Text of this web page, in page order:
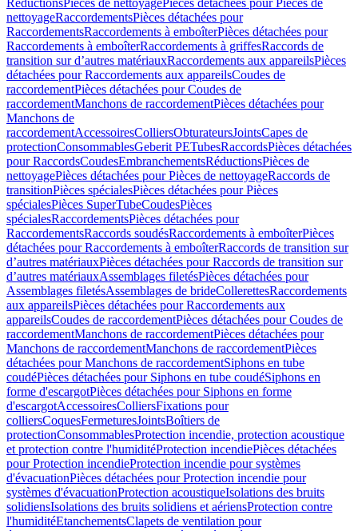
RéductionsPièces de nettoyagePièces détachées pour Pièces de
nettoyageRaccordementsPièces détachées pour
RaccordementsRaccordements à emboîterPièces détachées pour
Raccordements à emboîterRaccordements à griffesRaccords de
transition sur d’autres matériauxRaccordements aux appareilsPièces
détachées pour Raccordements aux appareilsCoudes de
raccordementPièces détachées pour Coudes de
raccordementManchons de raccordementPièces détachées pour
Manchons de
raccordementAccessoiresColliersObturateursJointsCapes de
protectionConsommablesGeberit PETubesRaccordsPièces détachées
pour RaccordsCoudesEmbranchementsRéductionsPièces de
nettoyagePièces détachées pour Pièces de nettoyageRaccords de
transitionPièces spécialesPièces détachées pour Pièces
spécialesPièces SuperTubeCoudesPièces
spécialesRaccordementsPièces détachées pour
RaccordementsRaccords soudésRaccordements à emboîterPièces
détachées pour Raccordements à emboîterRaccords de transition sur
d’autres matériauxPièces détachées pour Raccords de transition sur
d’autres matériauxAssemblages filetésPièces détachées pour
Assemblages filetésAssemblages de brideCollerettesRaccordements
aux appareilsPièces détachées pour Raccordements aux
appareilsCoudes de raccordementPièces détachées pour Coudes de
raccordementManchons de raccordementPièces détachées pour
Manchons de raccordementManchons de raccordementPièces
détachées pour Manchons de raccordementSiphons en tube
coudéPièces détachées pour Siphons en tube coudéSiphons en
forme d'escargotPièces détachées pour Siphons en forme
d'escargotAccessoiresColliersFixations pour
colliersCoquesFermeturesJointsBoîtiers de
protectionConsommablesProtection incendie, protection acoustique
et protection contre l'humiditéProtection incendiePièces détachées
pour Protection incendieProtection incendie pour systèmes
d'évacuationPièces détachées pour Protection incendie pour
systèmes d'évacuationProtection acoustiqueIsolations des bruits
solidiensIsolations des bruits solidiens et aériensProtection contre
l'humiditéEtanchementsClapets de ventilation pour